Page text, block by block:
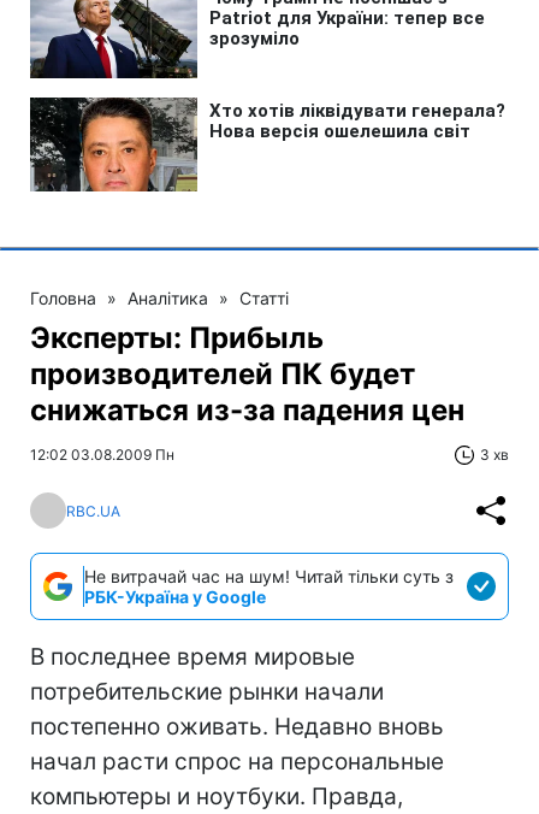
Головна » Аналітика » Статті
Эксперты: Прибыль
производителей ПК будет
снижаться из-за падения цен
12:02 03.08.2009 Пн 3 хв
RBC.UA
Не витрачай час на шум! Читай тільки суть з
РБК-Україна у Google
В последнее время мировые
потребительские рынки начали
постепенно оживать. Недавно вновь
начал расти спрос на персональные
компьютеры и ноутбуки. Правда,